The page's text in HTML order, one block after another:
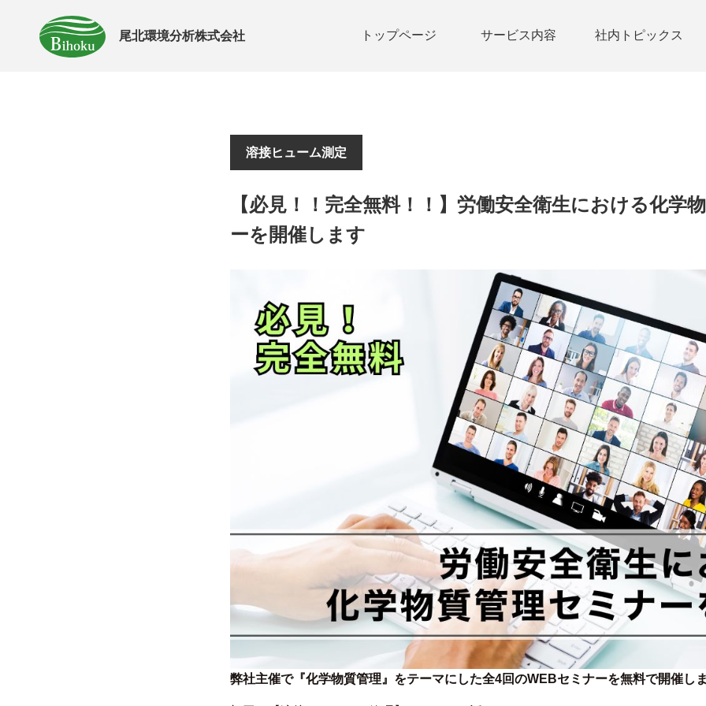
尾北環境分析株式会社 トップページ サービス内容 社内トピックス
溶接ヒューム測定
【必見！！完全無料！！】労働安全衛生における化学
ーを開催します
弊社主催で『化学物質管理』をテーマにした全4回のWEBセミナーを無料で開催し